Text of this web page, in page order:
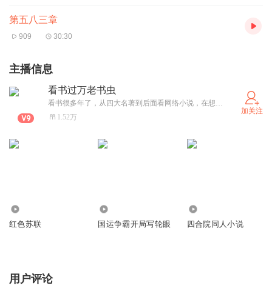
第五八三章
909 30:30
主播信息
看书过万老书虫
看书很多年了，从四大名著到后面看网络小说，在想象的世界中，我们无所不能，无忧无虑，无所畏惧。
1.52万
加关注
红色苏联 国运争霸开局写轮眼 四合院同人小说
用户评论